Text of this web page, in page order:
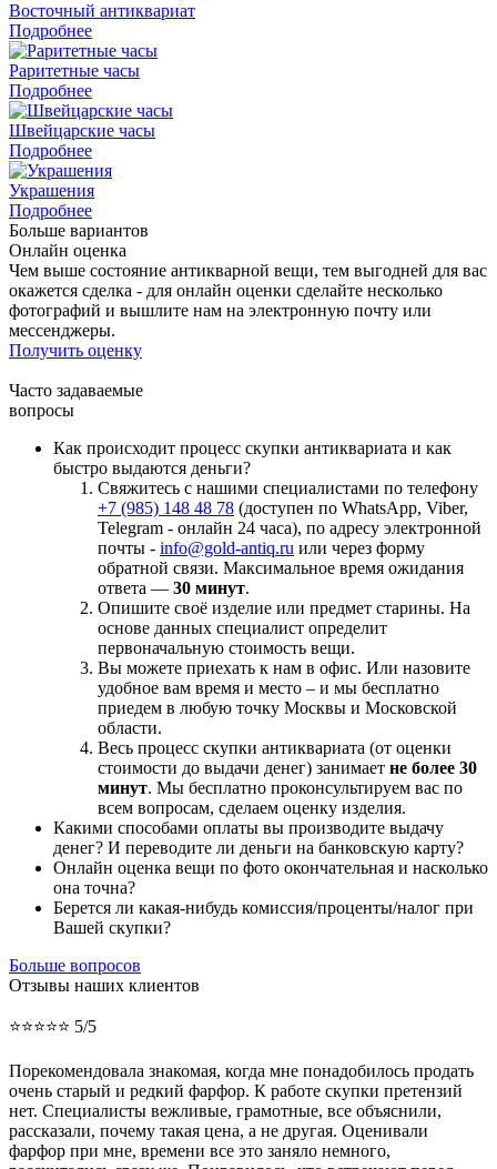
Восточный антиквариат
Подробнее
Раритетные часы
Подробнее
Швейцарские часы
Подробнее
Украшения
Подробнее
Больше вариантов
Онлайн оценка
Чем выше состояние антикварной вещи, тем выгодней для вас
окажется сделка - для онлайн оценки сделайте несколько
фотографий и вышлите нам на электронную почту или
мессенджеры.
Получить оценку
Часто задаваемые
вопросы
Как происходит процесс скупки антиквариата и как
быстро выдаются деньги?
Свяжитесь с нашими специалистами по телефону
+7 (985) 148 48 78 (доступен по WhatsApp, Viber,
Telegram - онлайн 24 часа), по адресу электронной
почты - info@gold-antiq.ru или через форму
обратной связи. Максимальное время ожидания
ответа — 30 минут.
Опишите своё изделие или предмет старины. На
основе данных специалист определит
первоначальную стоимость вещи.
Вы можете приехать к нам в офис. Или назовите
удобное вам время и место – и мы бесплатно
приедем в любую точку Москвы и Московской
области.
Весь процесс скупки антиквариата (от оценки
стоимости до выдачи денег) занимает не более 30
минут. Мы бесплатно проконсультируем вас по
всем вопросам, сделаем оценку изделия.
Какими способами оплаты вы производите выдачу
денег? И переводите ли деньги на банковскую карту?
Онлайн оценка вещи по фото окончательная и насколько
она точна?
Берется ли какая-нибудь комиссия/проценты/налог при
Вашей скупки?
Больше вопросов
Отзывы наших клиентов
⭐⭐⭐⭐⭐ 5/5
Порекомендовала знакомая, когда мне понадобилось продать
очень старый и редкий фарфор. К работе скупки претензий
нет. Специалисты вежливые, грамотные, все объяснили,
рассказали, почему такая цена, а не другая. Оценивали
фарфор при мне, времени все это заняло немного,